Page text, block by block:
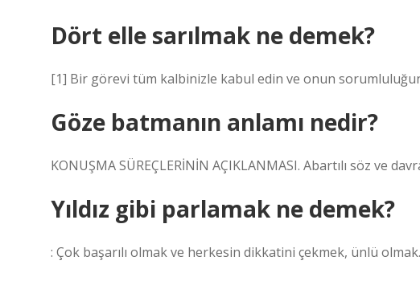
Dört elle sarılmak ne demek?
[1] Bir görevi tüm kalbinizle kabul edin ve onun
Göze batmanın anlamı nedir?
KONUŞMA SÜREÇLERİNİN AÇIKLANMASI. Abartılı söz ve
Yıldız gibi parlamak ne demek?
: Çok başarılı olmak ve herkesin dikkatini çekmek, ünlü olmak.